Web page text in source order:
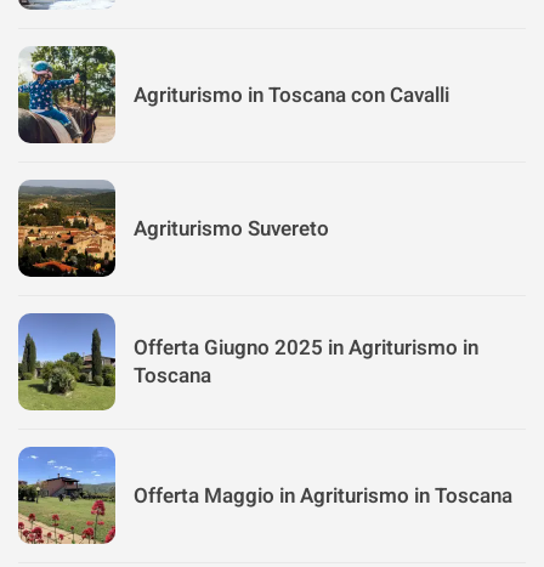
Agriturismo in Toscana con Cavalli
Agriturismo Suvereto
Offerta Giugno 2025 in Agriturismo in
Toscana
Offerta Maggio in Agriturismo in Toscana